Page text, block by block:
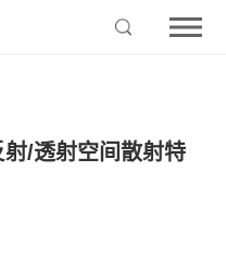
/透射空间散射特